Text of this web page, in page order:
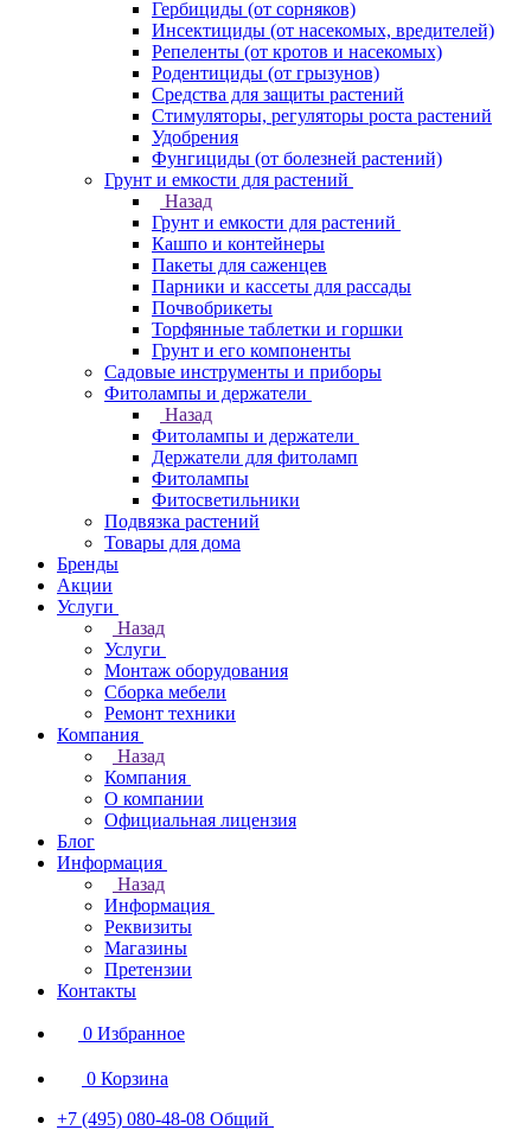
Гербициды (от сорняков)
Инсектициды (от насекомых, вредителей)
Репеленты (от кротов и насекомых)
Родентициды (от грызунов)
Средства для защиты растений
Стимуляторы, регуляторы роста растений
Удобрения
Фунгициды (от болезней растений)
Грунт и емкости для растений
Назад
Грунт и емкости для растений
Кашпо и контейнеры
Пакеты для саженцев
Парники и кассеты для рассады
Почвобрикеты
Торфянные таблетки и горшки
Грунт и его компоненты
Садовые инструменты и приборы
Фитолампы и держатели
Назад
Фитолампы и держатели
Держатели для фитоламп
Фитолампы
Фитосветильники
Подвязка растений
Товары для дома
Бренды
Акции
Услуги
Назад
Услуги
Монтаж оборудования
Сборка мебели
Ремонт техники
Компания
Назад
Компания
О компании
Официальная лицензия
Блог
Информация
Назад
Информация
Реквизиты
Магазины
Претензии
Контакты
0 Избранное
0 Корзина
+7 (495) 080-48-08 Общий